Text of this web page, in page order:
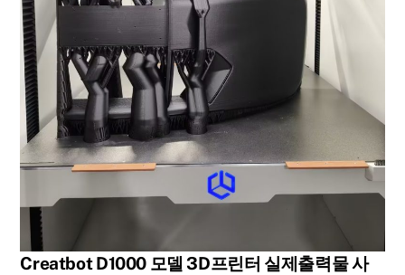
Creatbot D1000 모델 3D프린터 실제출력물 사